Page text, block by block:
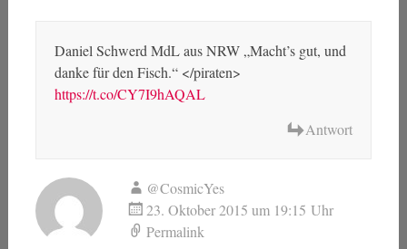
Daniel Schwerd MdL aus NRW „Macht’s gut, und
danke für den Fisch.“ </piraten>
https://t.co/CY7I9hAQAL
Antwort
@CosmicYes
23. Oktober 2015 um 19:15 Uhr
Permalink